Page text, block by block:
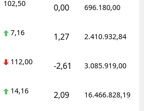
102,50 0,00 696.180,00
7,16 1,27 2.410.932,84
112,00 -2,61 3.085.919,00
14,16 2,09 16.466.828,19